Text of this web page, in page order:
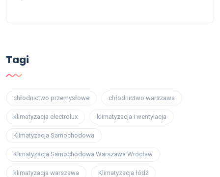
Tagi
chłodnictwo przemysłowe chłodnictwo warszawa
klimatyzacja electrolux klimatyzacja i wentylacja
Klimatyzacja Samochodowa
Klimatyzacja Samochodowa Warszawa Wrocław
klimatyzacja warszawa Klimatyzacja łódź